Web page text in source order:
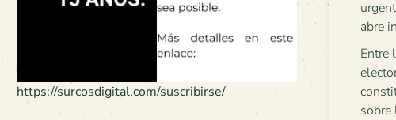
https://surcosdigital.com/suscribirse/
abre
Entre
sobre